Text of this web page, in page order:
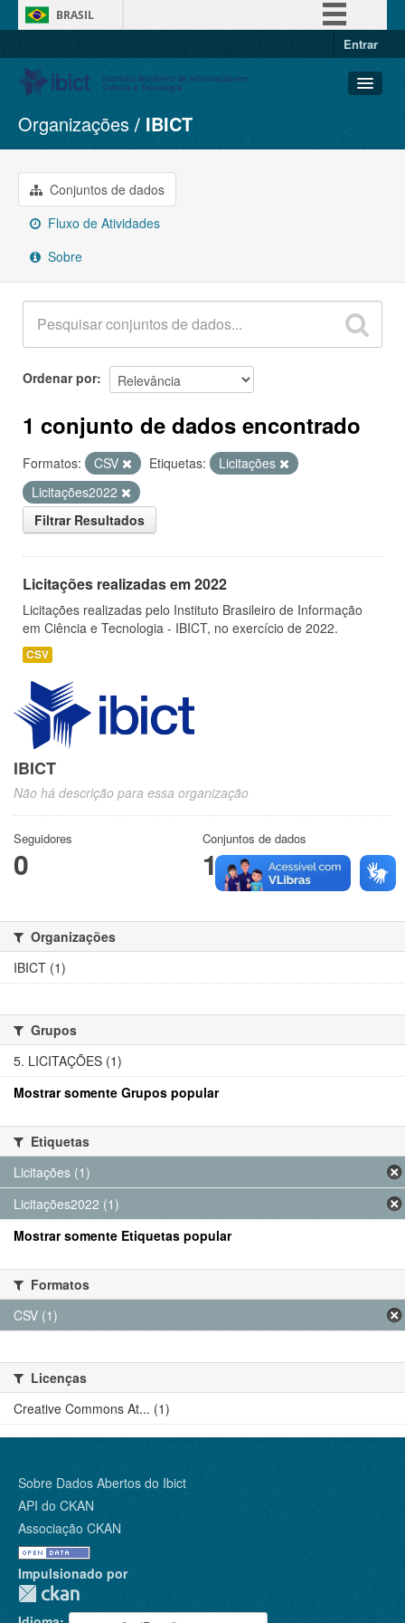
BRASIL
Entrar
Conjuntos de dados
Organizações
Grupos
Sobre
Organizações IBICT
Conjuntos de dados
Fluxo de Atividades
Sobre
Ordenar por
1 conjunto de dados encontrado
Formatos: CSV Etiquetas:
Licitações
Licitações2022
Filtrar Resultados
Licitações realizadas em 2022
Licitações realizadas pelo Instituto Brasileiro de Informação
em Ciência e Tecnologia - IBICT, no exercício de 2022.
CSV
IBICT
Não há descrição para essa organização
Seguidores
0
Conjuntos de dados
1
Organizações
IBICT (1)
Grupos
5. LICITAÇÕES (1)
Mostrar somente Grupos popular
Etiquetas
Licitações (1)
Licitações2022 (1)
Mostrar somente Etiquetas popular
Formatos
CSV (1)
Licenças
Creative Commons At... (1)
Sobre Dados Abertos do Ibict
API do CKAN
Associação CKAN
Impulsionado por